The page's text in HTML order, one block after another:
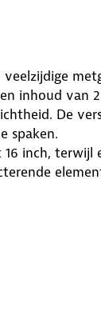
veelzijdige
inhoud van
De
spaken.
inch, terwijl
als